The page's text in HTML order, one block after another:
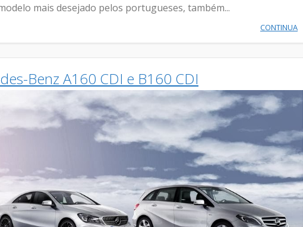
mais desejado pelos portugueses, também...
CONTINUA
Benz A160 CDI e B160 CDI